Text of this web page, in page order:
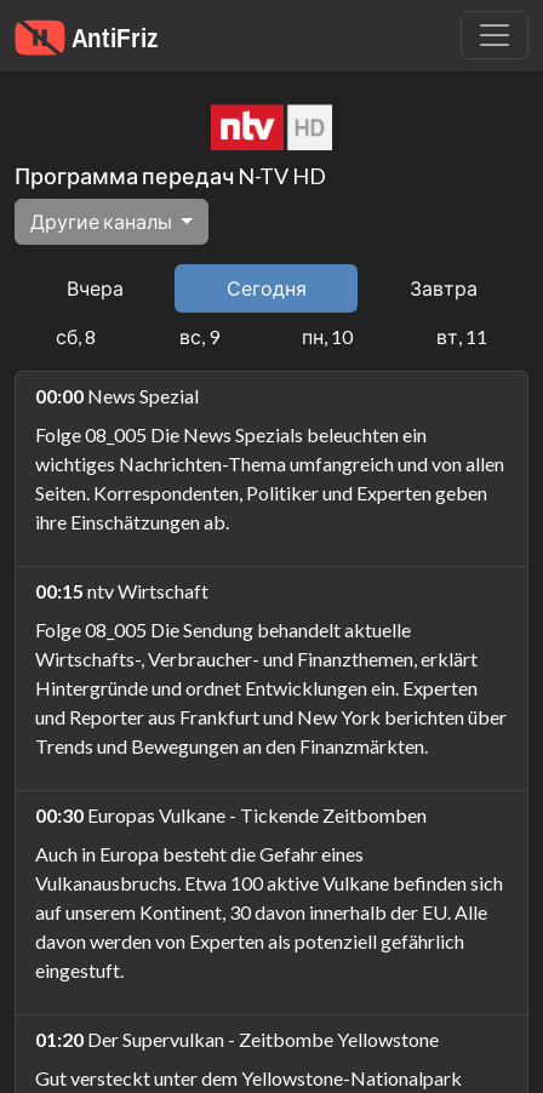
Программа передач N-TV HD
Другие каналы
Вчера Сегодня Завтра
сб, 8 вс, 9 пн, 10 вт, 11
00:00 News Spezial
Folge 08_005 Die News Spezials beleuchten ein
wichtiges Nachrichten-Thema umfangreich und von allen
Seiten. Korrespondenten, Politiker und Experten geben
ihre Einschätzungen ab.
00:15 ntv Wirtschaft
Folge 08_005 Die Sendung behandelt aktuelle
Wirtschafts-, Verbraucher- und Finanzthemen, erklärt
Hintergründe und ordnet Entwicklungen ein. Experten
und Reporter aus Frankfurt und New York berichten über
Trends und Bewegungen an den Finanzmärkten.
00:30 Europas Vulkane - Tickende Zeitbomben
Auch in Europa besteht die Gefahr eines
Vulkanausbruchs. Etwa 100 aktive Vulkane befinden sich
auf unserem Kontinent, 30 davon innerhalb der EU. Alle
davon werden von Experten als potenziell gefährlich
eingestuft.
01:20 Der Supervulkan - Zeitbombe Yellowstone
Gut versteckt unter dem Yellowstone-Nationalpark